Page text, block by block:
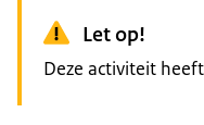
Let op!
Deze activiteit